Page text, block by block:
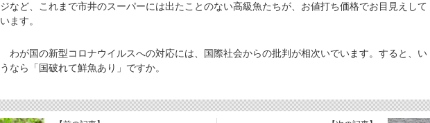
ジなど、これまで市井のスーパーには出たことのない高級魚たちが、お値打ち価格でお目見えして
います。
わが国の新型コロナウイルスへの対応には、国際社会からの批判が相次いでいます。すると、い
うなら「国破れて鮮魚あり」ですか。